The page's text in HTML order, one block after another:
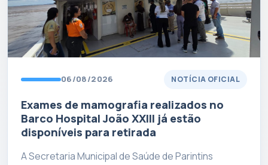
06/08/2026 NOTÍCIA OFICIAL
Exames de mamografia realizados no
Barco Hospital João XXIII já estão
disponíveis para retirada
A Secretaria Municipal de Saúde de Parintins